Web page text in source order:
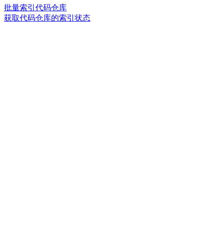
批量索引代码仓库
获取代码仓库的索引状态